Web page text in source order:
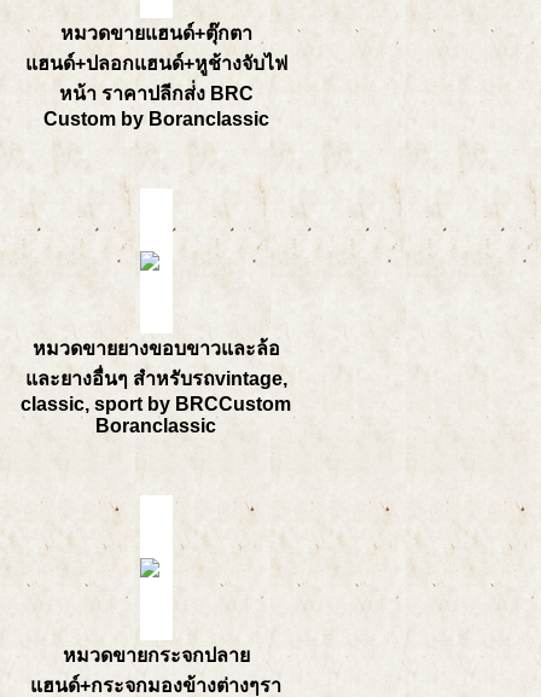
หมวดขายแฮนด์+ตุ๊กตา
แฮนด์+ปลอกแฮนด์+หูช้างจับไฟ
หน้า ราคาปลีกส่่ง BRC
Custom by Boranclassic
หมวดขายยางขอบขาวและล้อ
และยางอื่นๆ สำหรับรถvintage,
classic, sport by BRCCustom
Boranclassic
หมวดขายกระจกปลาย
แฮนด์+กระจกมองข้างต่างๆรา